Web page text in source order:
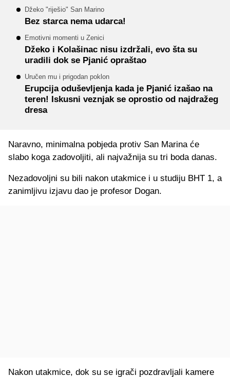
Džeko "riješio" San Marino
Bez starca nema udarca!
Emotivni momenti u Zenici
Džeko i Kolašinac nisu izdržali, evo šta su
uradili dok se Pjanić opraštao
Uručen mu i prigodan poklon
Erupcija oduševljenja kada je Pjanić izašao na
teren! Iskusni veznjak se oprostio od najdražeg
dresa
Naravno, minimalna pobjeda protiv San Marina će
slabo koga zadovoljiti, ali najvažnija su tri boda danas.
Nezadovoljni su bili nakon utakmice i u studiju BHT 1, a
zanimljivu izjavu dao je profesor Dogan.
Nakon utakmice, dok su se igrači pozdravljali kamere